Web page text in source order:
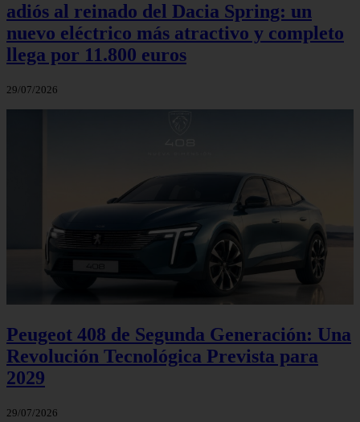
adiós al reinado del Dacia Spring: un
nuevo eléctrico más atractivo y completo
llega por 11.800 euros
29/07/2026
Peugeot 408 de Segunda Generación: Una
Revolución Tecnológica Prevista para
2029
29/07/2026